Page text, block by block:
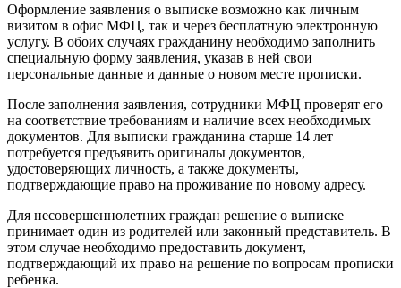
Оформление заявления о выписке возможно как личным
визитом в офис МФЦ, так и через бесплатную электронную
услугу. В обоих случаях гражданину необходимо заполнить
специальную форму заявления, указав в ней свои
персональные данные и данные о новом месте прописки.
После заполнения заявления, сотрудники МФЦ проверят его
на соответствие требованиям и наличие всех необходимых
документов. Для выписки гражданина старше 14 лет
потребуется предъявить оригиналы документов,
удостоверяющих личность, а также документы,
подтверждающие право на проживание по новому адресу.
Для несовершеннолетних граждан решение о выписке
принимает один из родителей или законный представитель. В
этом случае необходимо предоставить документ,
подтверждающий их право на решение по вопросам прописки
ребенка.